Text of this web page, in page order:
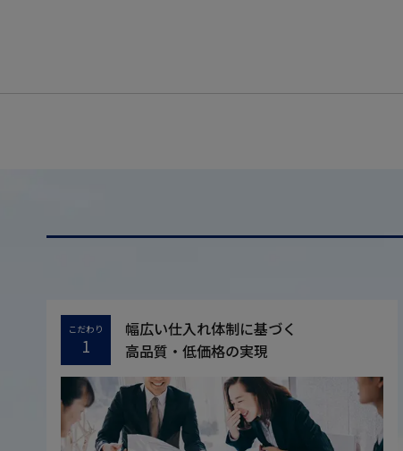
こだわり
1
幅広い仕入れ体制に基づく
高品質・低価格の実現